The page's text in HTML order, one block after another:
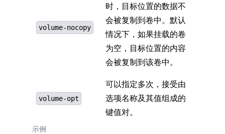
volume-nocopy
时，目标位置的数据不
会被复制到卷中。默认
情况下，如果挂载的卷
为空，目标位置的内容
会被复制到该卷中。
volume-opt
可以指定多次，接受由
选项名称及其值组成的
键值对。
示例